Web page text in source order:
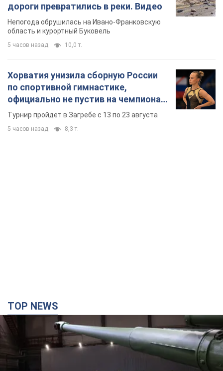
дороги превратились в реки. Видео
Непогода обрушилась на Ивано-Франковскую
область и курортный Буковель
5 часов назад 10,0 т.
Хорватия унизила сборную России
по спортивной гимнастике,
официально не пустив на чемпионат
Европы основных спортсменов
Турнир пройдет в Загребе с 13 по 23 августа
5 часов назад 8,3 т.
TOP NEWS